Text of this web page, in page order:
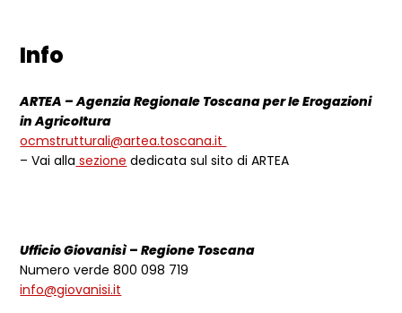
Info
ARTEA – Agenzia Regionale Toscana per le Erogazioni
in Agricoltura
ocmstrutturali@artea.toscana.it
– Vai alla sezione dedicata sul sito di ARTEA
Ufficio Giovanisì – Regione Toscana
Numero verde 800 098 719
info@giovanisi.it